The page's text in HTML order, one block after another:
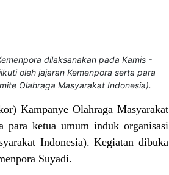
dilaksanakan pada Kamis -
oleh jajaran Kemenpora serta para
Olahraga Masyarakat Indonesia).
Kampanye Olahraga Masyarakat
para ketua umum induk organisasi
Indonesia). Kegiatan dibuka
Suyadi.